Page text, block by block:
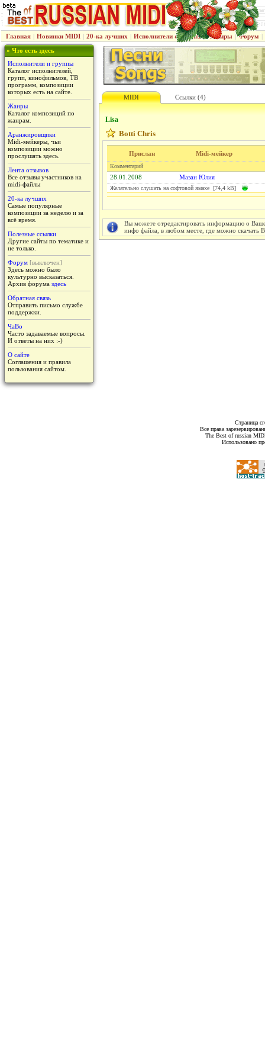
Главная | Новинки MIDI | 20-ка лучших | Исполнители & группы | Жанры | Форум |
» Что есть здесь
Исполнители и группы
Каталог исполнителей,
групп, кинофильмов, ТВ
программ, композиции
которых есть на сайте.
Жанры
Каталог композиций по
жанрам.
Аранжировщики
Midi-мейкеры, чьи
композиции можно
прослушать здесь.
Лента отзывов
Все отзывы участников на
midi-файлы
20-ка лучших
Самые популярные
композиции за неделю и за
всё время.
Полезные ссылки
Другие сайты по тематике и
не только.
Форум [выключен]
Здесь можно было
культурно высказаться.
Архив форума здесь
Обратная связь
Отправить письмо службе
поддержки.
ЧаВо
Часто задаваемые вопросы.
И ответы на них :-)
О сайте
Соглашения и правила
пользования сайтом.
MIDI Ссылки (4)
Lisa
Botti Chris
Прислан Midi-мейкер
Комментарий
28.01.2008 Мазан Юлия
Желательно слушать на софтовой ямахе [74,4 kB]
Вы можете отредактировать информацию о
инфо файла, в любом месте, где можно скачать
Страница
Все права
The Best of russian
Использовано